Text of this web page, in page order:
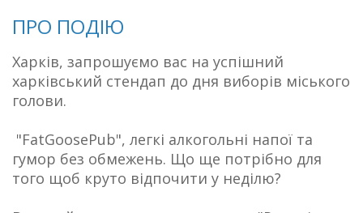
ПРО ПОДІЮ
Харків, запрошуємо вас на успішний
харківський стендап до дня виборів міського
голови.
"FatGoosePub", легкі алкогольні напої та
гумор без обмежень. Що ще потрібно для
того щоб круто відпочити у неділю?